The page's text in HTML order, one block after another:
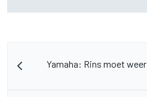
Yamaha: Rins moet